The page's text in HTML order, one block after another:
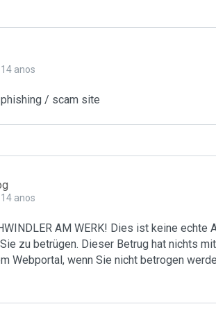
anos
/ scam site
anos
AM WERK! Dies ist keine echte
zu betrügen. Dieser Betrug hat nichts
Webportal, wenn Sie nicht betrogen